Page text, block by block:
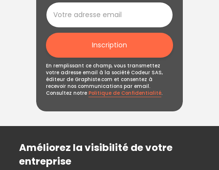
Inscription
En remplissant ce champ, vous transmettez
votre adresse email à la société Codeur SAS,
éditeur de Graphiste.com et consentez à
recevoir nos communications par email.
Consultez notre Politique de Confidentialité.
Améliorez la visibilité de votre
entreprise